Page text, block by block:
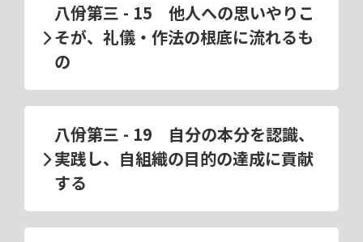
八佾第三 - 15 他人への思いやりこ
そが、礼儀・作法の根底に流れるも
の
八佾第三 - 19 自分の本分を認識、
実践し、自組織の目的の達成に貢献
する